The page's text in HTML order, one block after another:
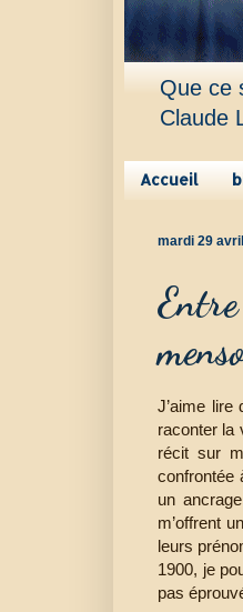
Que ce
Claude
Accueil
mardi 29
J’aime lire
raconter la
récit sur
confrontée
un
m’offrent
leurs
1900, je
pas